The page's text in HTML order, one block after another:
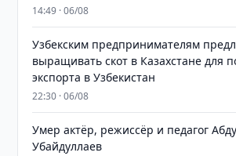
14:49 · 06/08
Узбекским предпринимателям
выращивать скот в Казахстане для
экспорта в Узбекистан
22:30 · 06/08
Умер актёр, режиссёр и педагог
Убайдуллаев